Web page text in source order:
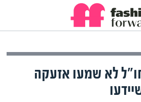
לא שמעו אזעקה